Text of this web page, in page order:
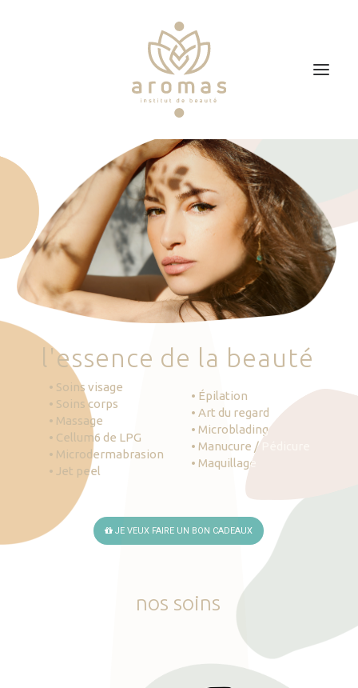
Soins
Je veux faire un bon cadeau
Plan d’accès
Prendre RDV
'essence de la beauté
• Soins visage
• Soins corps
• Massage
• Cellum6 de LPG
• Microdermabrasion
• Jet peel
• Épilation
• Art du regard
• Microblading
• Manucure / Pédicure
• Maquillage
JE VEUX FAIRE UN BON CADEAUX
nos soins